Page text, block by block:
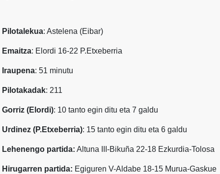
Pilotalekua: Astelena (Eibar)
Emaitza: Elordi 16-22 P.Etxeberria
Iraupena: 51 minutu
Pilotakadak: 211
Gorriz (Elordi): 10 tanto egin ditu eta 7 galdu
Urdinez (P.Etxeberria): 15 tanto egin ditu eta 6 galdu
Lehenengo partida: Altuna III-Bikuña 22-18 Ezkurdia-Tolosa
Hirugarren partida: Egiguren V-Aldabe 18-15 Murua-Gaskue